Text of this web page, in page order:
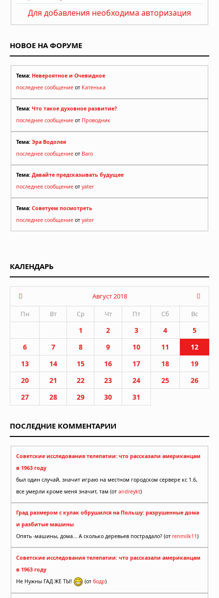
Для добавления необходима авторизация
НОВОЕ НА ФОРУМЕ
Тема: Невероятное и Очевидное
последнее сообщение от Катенька
Тема: Что такое духовное развитие?
последнее сообщение от Проводник
Тема: Эра Водолея
последнее сообщение от Baro
Тема: Давайте предсказывать будущее
последнее сообщение от yater
Тема: Советуем посмотреть
последнее сообщение от yater
КАЛЕНДАРЬ
Август 2018
Пн
Вт Ср Чт Пт Сб Вс
1 2 3 4
5
6
7 8 9 10 11
12
13
14 15 16 17 18
19
20
21 22 23 24 25
26
27
28 29 30 31
ПОСЛЕДНИЕ КОММЕНТАРИИ
Советские исследования телепатии: что рассказали американцам
в 1963 году
был один случай, значит играю на местном городском сервере кс 1.6,
все умерли кроме меня значит, там (от andreykt)
Град размером с кулак обрушился на Польшу: разрушенные дома
и разбитые машины
Опять -машины, дома... А сколько деревьев пострадало? (от renmilk11)
Советские исследования телепатии: что рассказали американцам
в 1963 году
Не Нужны ГАД ЖЕ ТЫ!
(от бодр)